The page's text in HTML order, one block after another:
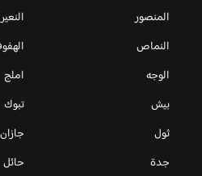
المنصور
النماص
الوجه
املج
بيش
تبوك
ثول
جازان
جدة
حائل